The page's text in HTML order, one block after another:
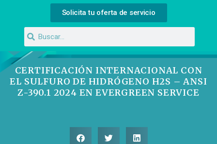
Solicita tu oferta de servicio
CERTIFICACIÓN INTERNACIONAL CON
EL SULFURO DE HIDRÓGENO H2S – ANSI
Z-390.1 2024 EN EVERGREEN SERVICE